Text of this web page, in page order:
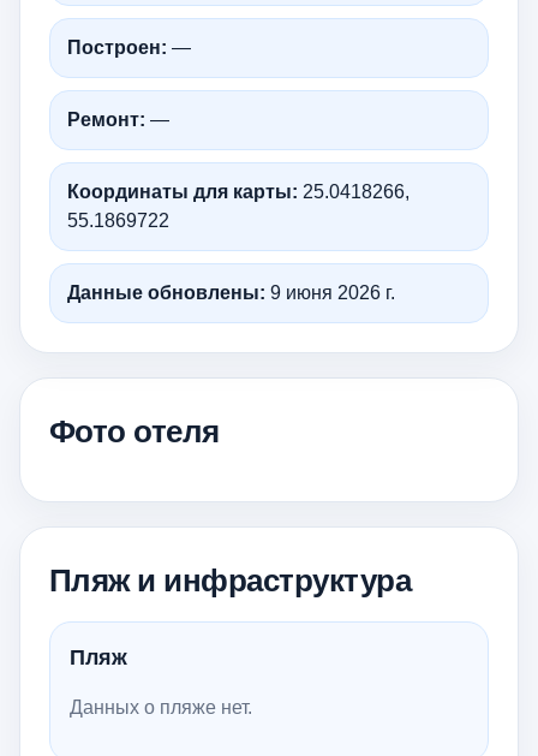
Построен: —
Ремонт: —
Координаты для карты: 25.0418266,
55.1869722
Данные обновлены: 9 июня 2026 г.
Фото отеля
Пляж и инфраструктура
Пляж
Данных о пляже нет.